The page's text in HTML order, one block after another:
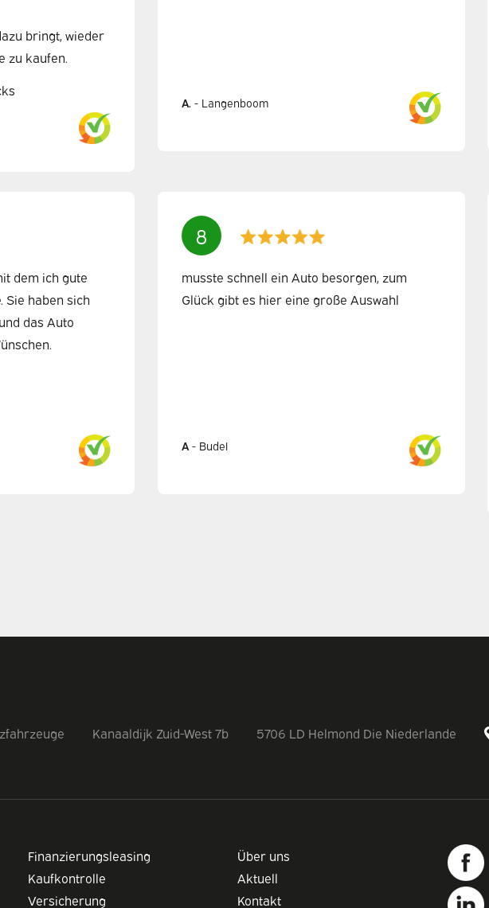
bringt, wieder
zu kaufen.
A.- Langenboom
dem ich gute
Sie haben sich
das Auto
8
musste schnell ein Auto besorgen, zum
Glück gibt es hier eine große Auswahl
A- Budel
Kanaaldijk Zuid-West 7b 5706 LD Helmond Die Niederlande
Finanzierungsleasing
Kaufkontrolle
Versicherung
Über uns
Aktuell
Kontakt